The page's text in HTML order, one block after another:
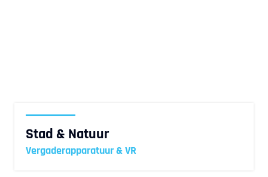
Stad & Natuur
Vergaderapparatuur & VR